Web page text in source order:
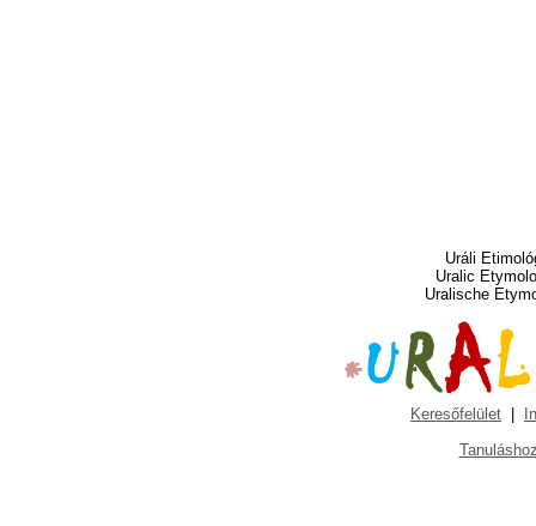
Uráli
Uralic
Uralische
Keresőfelület